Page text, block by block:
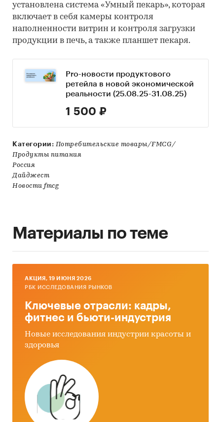
установлена система «Умный пекарь», которая
включает в себя камеры контроля
наполненности витрин и контроля загрузки
продукции в печь, а также планшет пекаря.
Pro-новости продуктового
ретейла в новой экономической
реальности (25.08.25-31.08.25)
1 500 ₽
Категории: Потребительские товары/FMCG/
Продукты питания
Россия
Дайджест
Новости fmcg
Материалы по теме
AКЦИЯ, 19 ИЮНЯ 2026
РБК ИССЛЕДОВАНИЯ РЫНКОВ
Ключевые отрасли: кадры,
фитнес и бьюти-индустрия
Новые исследования индустрии красоты и
здоровья